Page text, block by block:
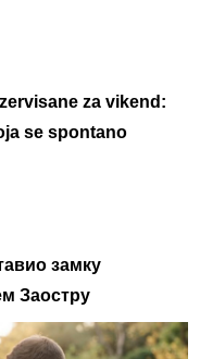
za vikend:
se spontano
замку
Заостру